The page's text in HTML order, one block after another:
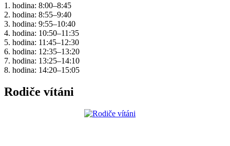
1. hodina: 8:00–8:45
2. hodina: 8:55–9:40
3. hodina: 9:55–10:40
4. hodina: 10:50–11:35
5. hodina: 11:45–12:30
6. hodina: 12:35–13:20
7. hodina: 13:25–14:10
8. hodina: 14:20–15:05
Rodiče vítáni